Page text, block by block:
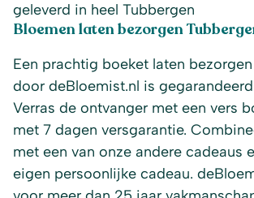
geleverd in heel Tubbergen
Bloemen laten bezorgen
Een prachtig boeket laten
door deBloemist.nl is
Verras de ontvanger met een vers
met 7 dagen versgarantie.
met een van onze andere cadeaus
eigen persoonlijke cadeau.